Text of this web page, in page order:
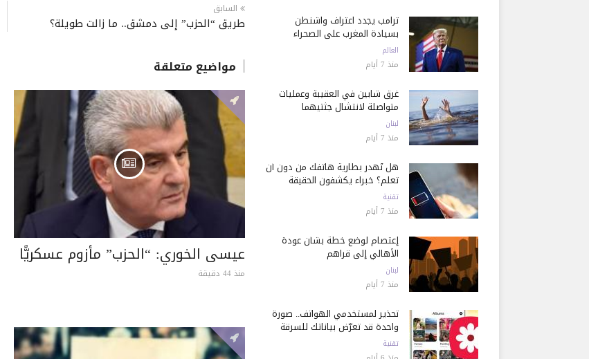
السابق
طريق “الحزب” إلى دمشق.. ما زالت طويلة؟
مواضيع متعلقة
عيسى الخوري: “الحزب” مأزوم عسكريًّا
منذ 44 دقيقة
ترامب يجدد اعتراف واشنطن
بسيادة المغرب على الصحراء
العالم
منذ 7 أيام
غرق شابين في العقيبة وعمليات
متواصلة لانتشال جثتيهما
لبنان
منذ 7 أيام
هل تُهدر بطارية هاتفك من دون أن
تعلم؟ خبراء يكشفون الحقيقة
تقنية
منذ 7 أيام
إعتصام لوضع خطة بشأن عودة
الأهالي إلى قراهم
لبنان
منذ 7 أيام
تحذير لمستخدمي الهواتف.. صورة
واحدة قد تعرّض بياناتك للسرقة
تقنية